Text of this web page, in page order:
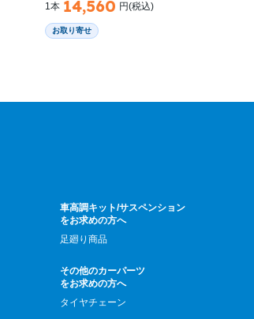
1本 14,560 円(税込)
お取り寄せ
車高調キット/サスペンション
をお求めの方へ
足廻り商品
その他のカーパーツ
をお求めの方へ
タイヤチェーン